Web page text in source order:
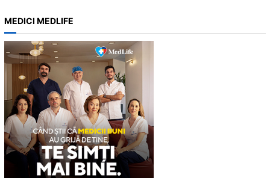
r
c
h
MEDICI MEDLIFE